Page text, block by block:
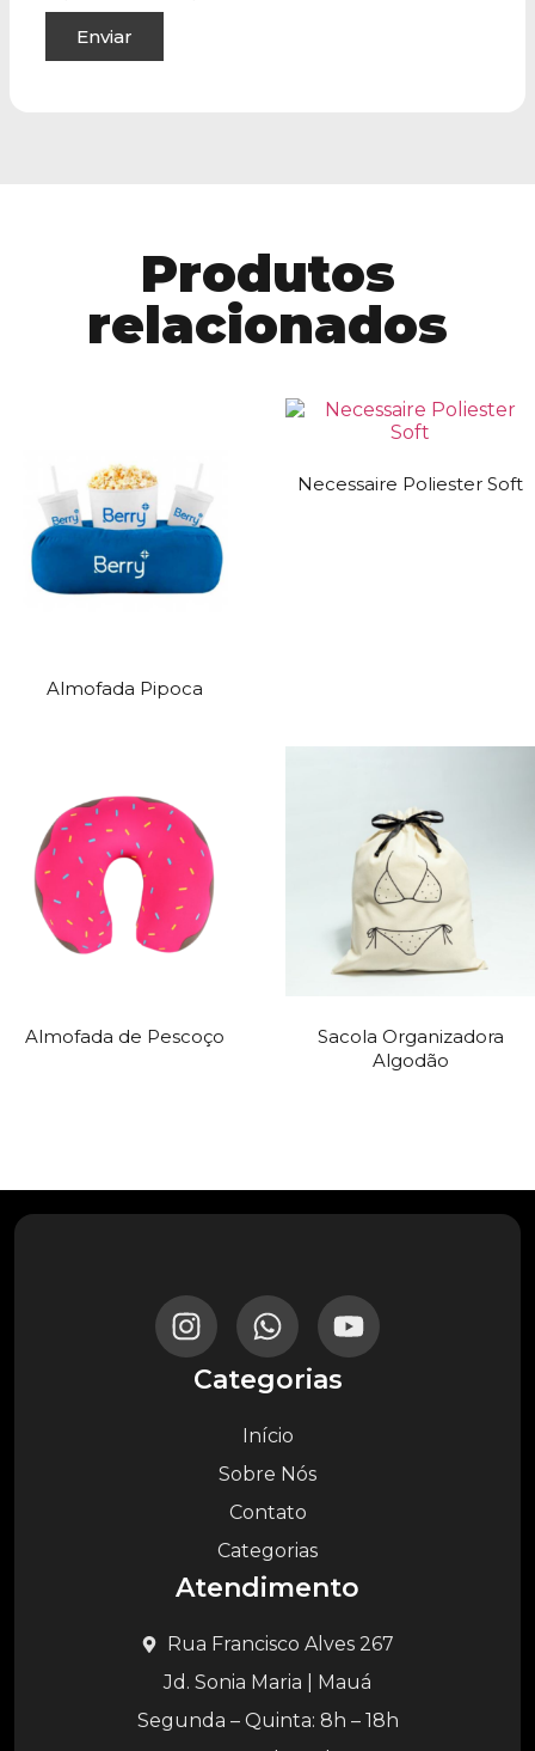
Produtos
relacionados
Almofada Pipoca
Necessaire Poliester Soft
Almofada de Pescoço
Sacola Organizadora
Algodão
Categorias
Início
Sobre Nós
Contato
Categorias
Atendimento
Rua Francisco Alves 267
Jd. Sonia Maria | Mauá
Segunda – Quinta: 8h – 18h